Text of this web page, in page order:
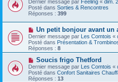
g
e
m
e
s
s
a
g
e
u
v
e
a
u
m
e
s
s
a
g
e
Dernier message par Feeling « dim.
Posté dans Sorties & Rencontres
Réponses : 399
N
o
u
v
e
a
u
m
e
Un petit bonjour avant un
Dernier message par Les Comtois «
Posté dans Présentation &
Réponses : 8
N
o
u
v
Soucis frigo Thetford
Dernier message par Les Comtois «
Posté dans Confort Sanitaires
Réponses : 13